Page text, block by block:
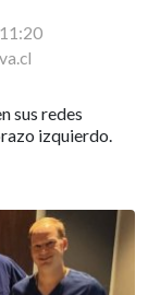
sus redes
izquierdo.